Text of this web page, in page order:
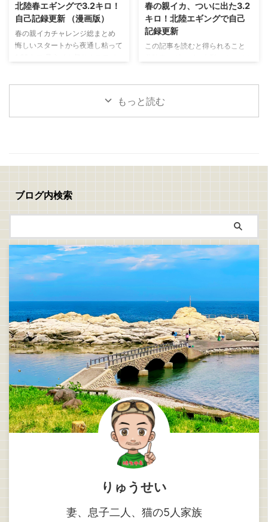
に軽く塩を振り5分ほど置きます
表面に出てきた水分をキッチンペ
ーパーで丁寧に拭き取ったら塩コ
ショウを振ります 次に、 小麦粉
→ 溶き卵 → パン粉 の順番で衣を
...
よく親父と一緒にやっていた
「真鯛のぶっこみ釣り」 最近は
アジングやエギングなど、どちら
かといえばライトで手返しの良い
釣りが中心でしたが、ぶっこみ釣
りますね 仕掛けを遠投して潮を
見ながら、魚が入って ...
北陸春エギングで3.2キロ！
自己記録更新 （漫画版）
春の親イカチャレンジ総まとめ
悔しいスタートから夜通し粘って
春の親イカ、ついに出た3.2
キロ！北陸エギングで自己
記録更新
この記事を読むと得られること
につく 春の親イカチャレンジ 今
回は、春の親イカ狙いの釣行をま
→5/18(月)：1.0キロ、1.47キロ、
もっと読む
ブログ内検索
りゅうせい
妻、息子二人、猫の5人家族